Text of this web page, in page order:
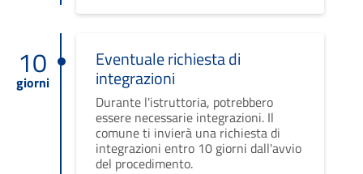
10
giorni
Eventuale richiesta di
integrazioni
Durante l'istruttoria, potrebbero
essere necessarie integrazioni. Il
comune ti invierà una richiesta di
integrazioni entro 10 giorni dall'avvio
del procedimento.